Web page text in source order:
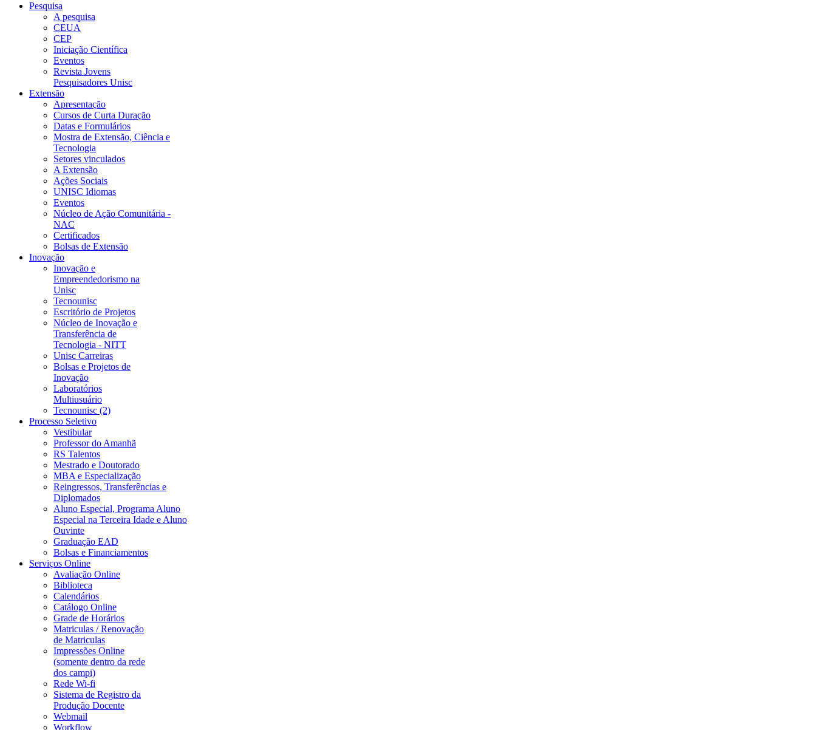
Pesquisa
A pesquisa
CEUA
CEP
Iniciação Científica
Eventos
Revista Jovens
Pesquisadores Unisc
Extensão
Apresentação
Cursos de Curta Duração
Datas e Formulários
Mostra de Extensão, Ciência e
Tecnologia
Setores vinculados
A Extensão
Ações Sociais
UNISC Idiomas
Eventos
Núcleo de Ação Comunitária -
NAC
Certificados
Bolsas de Extensão
Inovação
Inovação e
Empreendedorismo na
Unisc
Tecnounisc
Escritório de Projetos
Núcleo de Inovação e
Transferência de
Tecnologia - NITT
Unisc Carreiras
Bolsas e Projetos de
Inovação
Laboratórios
Multiusuário
Tecnounisc (2)
Processo Seletivo
Vestibular
Professor do Amanhã
RS Talentos
Mestrado e Doutorado
MBA e Especialização
Reingressos, Transferências e
Diplomados
Aluno Especial, Programa Aluno
Especial na Terceira Idade e Aluno
Ouvinte
Graduação EAD
Bolsas e Financiamentos
Serviços Online
Avaliação Online
Biblioteca
Calendários
Catálogo Online
Grade de Horários
Matriculas / Renovação
de Matriculas
Impressões Online
(somente dentro da rede
dos campi)
Rede Wi-fi
Sistema de Registro da
Produção Docente
Webmail
Workflow